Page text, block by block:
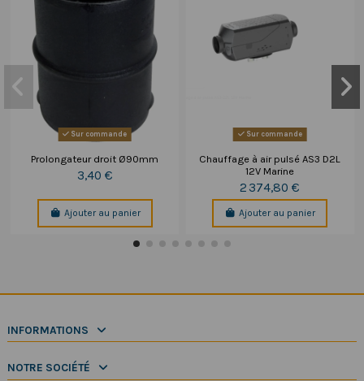
Sur commande
Prolongateur droit Ø90mm
3,40 €
Ajouter au panier
Sur commande
Chauffage à air pulsé AS3 D2L
12V Marine
2 374,80 €
Ajouter au panier
INFORMATIONS
NOTRE SOCIÉTÉ